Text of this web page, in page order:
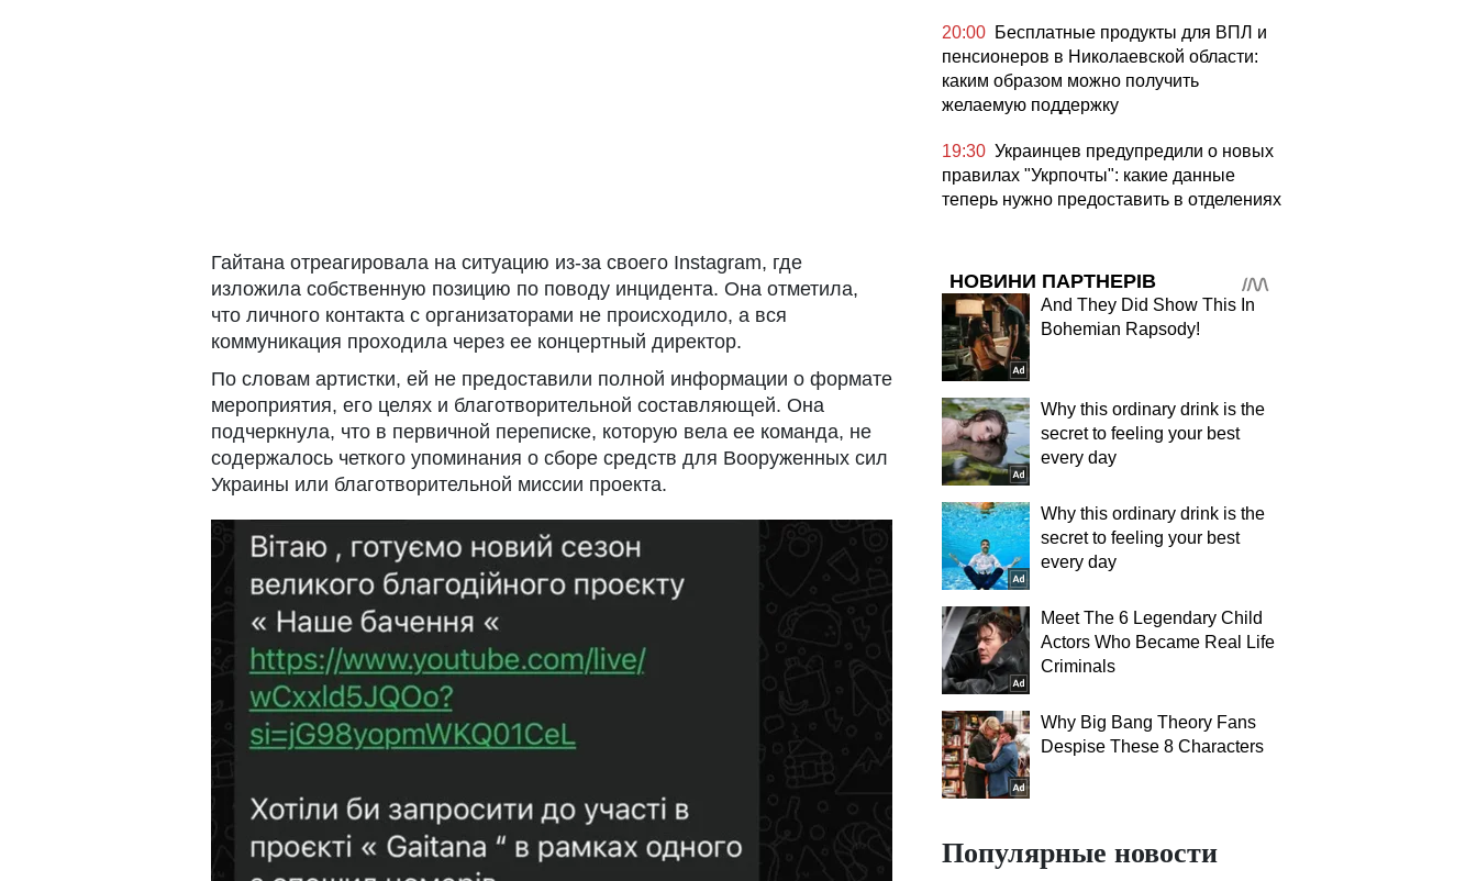
Гайтана отреагировала на ситуацию из-за своего Instagram, где
изложила собственную позицию по поводу инцидента. Она отметила,
что личного контакта с организаторами не происходило, а вся
коммуникация проходила через ее концертный директор.
По словам артистки, ей не предоставили полной информации о формате
мероприятия, его целях и благотворительной составляющей. Она
подчеркнула, что в первичной переписке, которую вела ее команда, не
содержалось четкого упоминания о сборе средств для Вооруженных сил
Украины или благотворительной миссии проекта.
20:00 Бесплатные продукты для ВПЛ и
пенсионеров в Николаевской области:
каким образом можно получить
желаемую поддержку
19:30 Украинцев предупредили о новых
правилах "Укрпочты": какие данные
теперь нужно предоставить в отделениях
НОВИНИ ПАРТНЕРІВ
And They Did Show This In
Bohemian Rapsody!
Why this ordinary drink is the
secret to feeling your best
every day
Why this ordinary drink is the
secret to feeling your best
every day
Meet The 6 Legendary Child
Actors Who Became Real Life
Criminals
Why Big Bang Theory Fans
Despise These 8 Characters
Популярные новости